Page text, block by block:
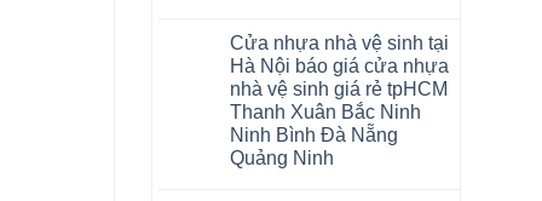
nhựa
giả
gỗ
Glotex
có
tốt
không
sàn
nhựa
bình
luận
ở
Cửa
nhựa
phòng
ngủ
tại
Hà
Cửa nhựa nhà vệ sinh tại
Hà Nội báo giá cửa nhựa
nhà vệ sinh giá rẻ tpHCM
Thanh Xuân Bắc Ninh
Ninh Bình Đà Nẵng
Quảng Ninh